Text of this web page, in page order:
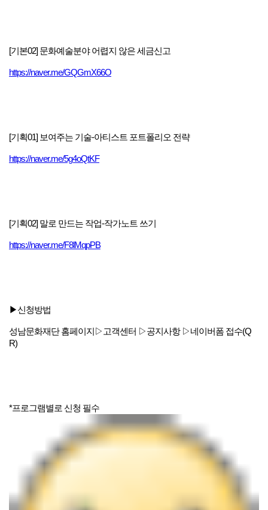
[기본02] 문화예술분야 어렵지 않은 세금신고
https://naver.me/GQGmX66O
[기획01] 보여주는 기술-아티스트 포트폴리오 전략
https://naver.me/5g4oQtKF
[기획02] 말로 만드는 작업-작가노트 쓰기
https://naver.me/F8lMqpPB
▶신청방법
성남문화재단 홈페이지▷고객센터 ▷공지사항 ▷네이버폼 접수(Q
R)
*프로그램별로 신청 필수